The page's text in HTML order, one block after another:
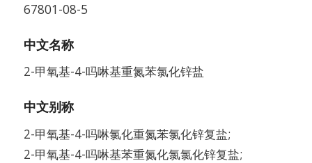
67801-08-5
中文名称
2-甲氧基-4-吗啉基重氮苯氯化锌盐
中文别称
2-甲氧基-4-吗啉氯化重氮苯氯化锌复盐;
2-甲氧基-4-吗啉基苯重氮化氯氯化锌复盐;